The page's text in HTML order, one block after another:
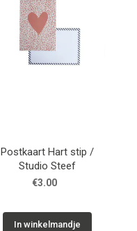
Postkaart Hart stip /
Studio Steef
€3.00
In winkelmandje